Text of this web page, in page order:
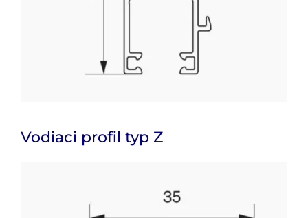
Vodiaci profil typ Z